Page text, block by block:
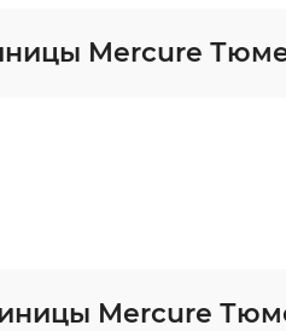
Mercure
Mercure